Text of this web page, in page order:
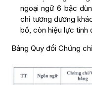
ngoại ngữ 6 bậc
chỉ tương đương
bố, còn hiệu lực tính
Bảng Quy đổi Chứng